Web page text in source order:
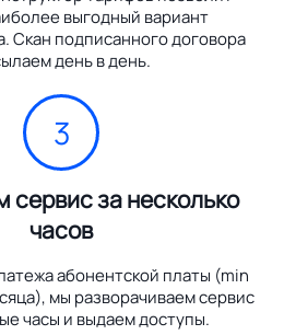
выгодный вариант
Скан подписанного договора
день в день.
3
за несколько
часов
абонентской платы (min
мы разворачиваем сервис
часы и выдаем доступы.